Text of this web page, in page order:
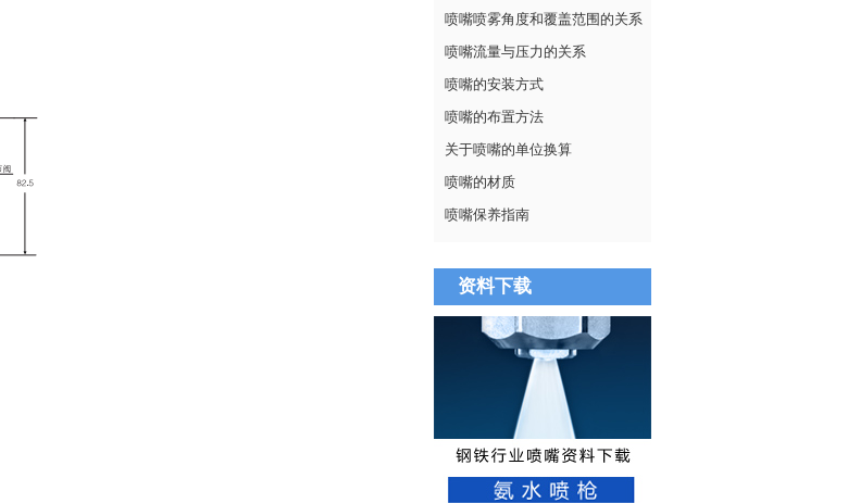
喷嘴喷雾角度和覆盖范围的关系
喷嘴流量与压力的关系
喷嘴的安装方式
喷嘴的布置方法
关于喷嘴的单位换算
喷嘴的材质
喷嘴保养指南
资料下载